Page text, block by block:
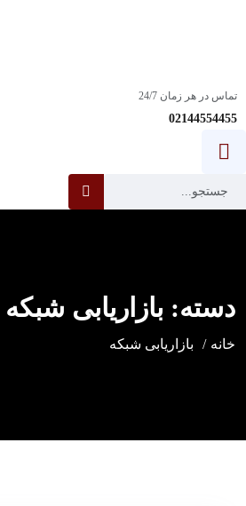
تماس در هر زمان 24/7
02144554455
دسته: بازاریابی شبکه
خانه بازاریابی شبکه